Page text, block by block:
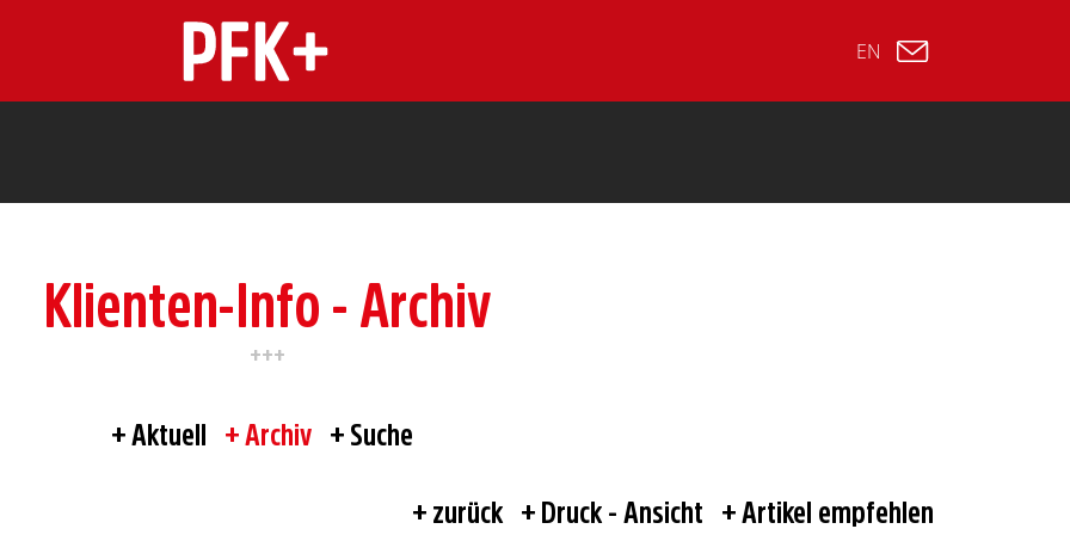
EN
Klienten-Info - Archiv
Aktuell Archiv Suche
zurück Druck - Ansicht Artikel empfehlen